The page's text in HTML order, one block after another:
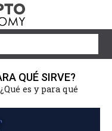
QUÉ SIRVE?
es y para qué